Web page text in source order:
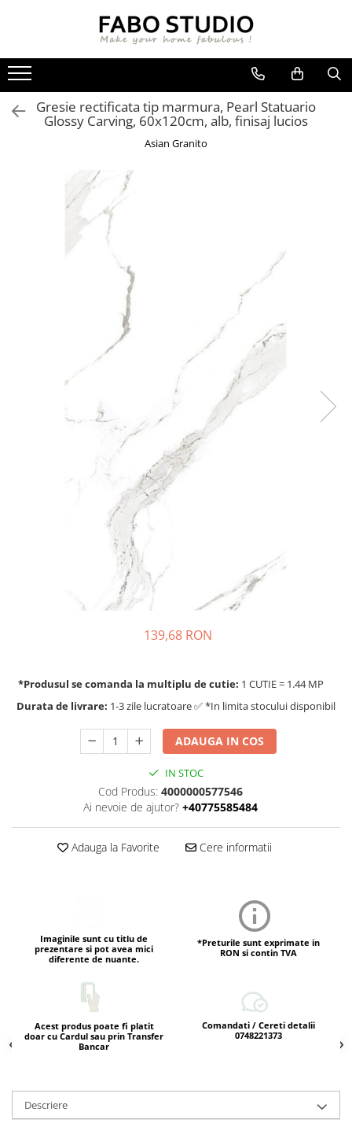
GRESIE INTERIOR
GRESIE EXTERIOR
GRESIE EXTERIOR 2 CM
GRESIE XXL - LASTRE
TREPTE DIN GRESIE
FAIANTA
PIESE DECORATIVE
CANAPELE
CUIEREGresie rectificata tip marmura, Pearl Statuario
Glossy Carving, 60x120cm, alb, finisaj lucios
Asian Granito
139,68 RON
*Produsul se comanda la multiplu de cutie: 1 CUTIE = 1.44 MP
Durata de livrare: 1-3 zile lucratoare ✅ *In limita stocului disponibil
ADAUGA IN COS
IN STOC
Cod Produs: 4000000577546
Ai nevoie de ajutor? +40775585484
Adauga la Favorite Cere informatii
Imaginile sunt cu titlu de
prezentare si pot avea mici
diferente de nuante.
*Preturile sunt exprimate in
RON si contin TVA
Acest produs poate fi platit
doar cu Cardul sau prin Transfer
Bancar
Comandati / Cereti detalii
0748221373
Descriere